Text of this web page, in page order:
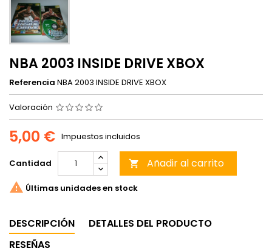
NBA 2003 INSIDE DRIVE XBOX
Referencia NBA 2003 INSIDE DRIVE XBOX
Valoración
5,00 € Impuestos incluidos
Cantidad  Añadir al carrito
 Últimas unidades en stock
DESCRIPCIÓN
DETALLES DEL PRODUCTO
RESEÑAS